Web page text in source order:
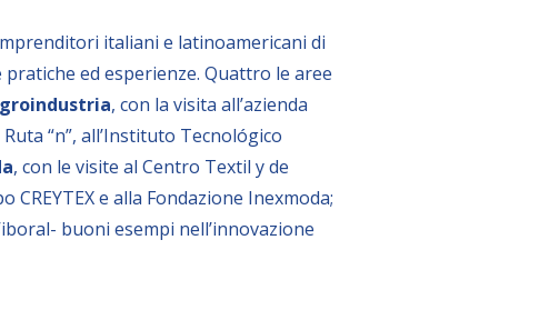
italiani e latinoamericani di
ed esperienze. Quattro le aree
, con la visita all’azienda
“n”, all’Instituto Tecnológico
, con le visite al Centro Textil y de
e alla Fondazione Inexmoda;
buoni esempi nell’innovazione